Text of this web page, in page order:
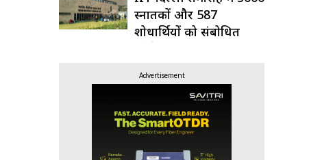
स्नातकों और 587
शोधार्थियों को संबोधित
Advertisement